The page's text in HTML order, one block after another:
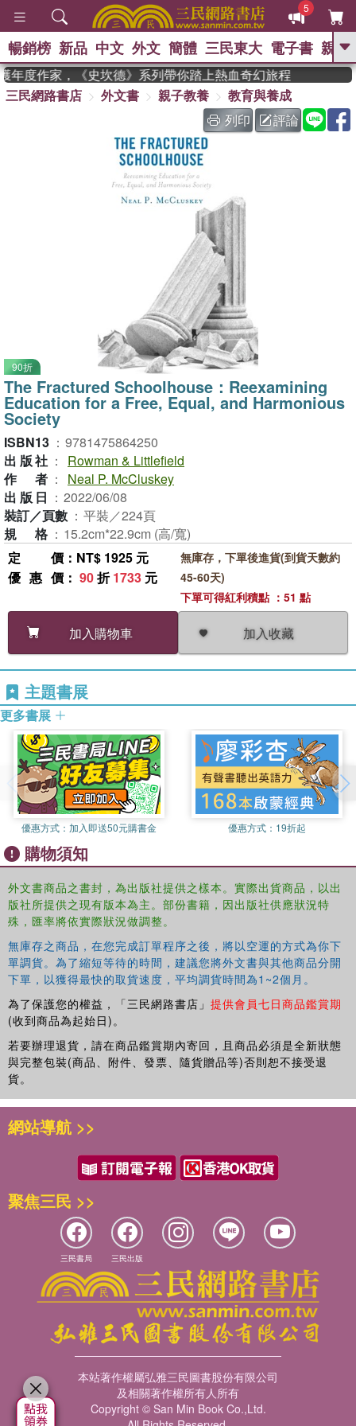
5
GO
熱搜： 東野圭吾 、 高希均教授回憶錄
The Odyssey 、 父親節 、 如果歷
史是一群喵 、 暑期推薦 、 國際布克
獎 臺灣漫遊錄
登輝時代 、
偉大的迷走神經
暢銷榜 新品 中文 外文 簡體 三民東大 電子書 親子
度作家，《史坎德》系列帶你踏上熱血奇幻旅程
三民網路書店
外文書 親子教養
教育與養成
列印
評論
90折
The Fractured Schoolhouse：Reexamining
Education for a Free, Equal, and Harmonious
Society
ISBN13 ： 9781475864250
出版社 ：
Rowman & Littlefield
作者 ：
Neal P. McCluskey
出版日 ： 2022/06/08
裝訂／頁數 ： 平裝／224頁
規格 ： 15.2cm*22.9cm (高/寬)
定價 ：NT$ 1925 元
優惠價 ： 90折1733 元
加入購物車 加入收藏
無庫存，下單後進貨(到貨天數約
45-60天)
下單可得紅利積點 ：51 點
主題書展
更多書展
優惠方式： 加入即送50元購書金 優惠方式： 19折起
購物須知
外文書商品之書封，為出版社提供之樣本。實際出貨商品，以出
版社所提供之現有版本為主。部份書籍，因出版社供應狀況特
殊，匯率將依實際狀況做調整。
無庫存之商品，在您完成訂單程序之後，將以空運的方式為你下
單調貨。為了縮短等待的時間，建議您將外文書與其他商品分開
下單，以獲得最快的取貨速度，平均調貨時間為1~2個月。
為了保護您的權益，「三民網路書店」 提供會員七日商品鑑賞期
(收到商品為起始日)。
若要辦理退貨，請在商品鑑賞期內寄回，且商品必須是全新狀態
與完整包裝(商品、附件、發票、隨貨贈品等)否則恕不接受退
貨。
網站導航 >>
聚焦三民 >>
三民書局 三民出版
本站著作權屬弘雅三民圖書股份有限公司
及相關著作權所有人所有
Copyright © San Min Book Co.,Ltd.